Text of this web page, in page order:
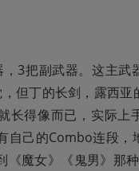
3把副武器。这主武
，但丁的长剑，露西
长得像而已，实际上
自己的Combo连段，
《魔女》《鬼男》那